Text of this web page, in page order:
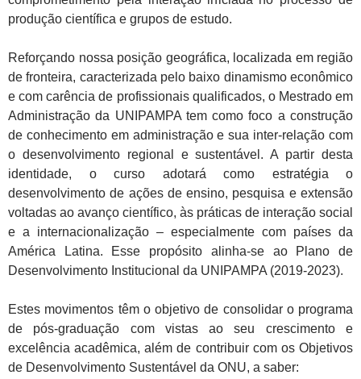
produção científica e grupos de estudo.
Reforçando nossa posição geográfica, localizada em região
de fronteira, caracterizada pelo baixo dinamismo econômico
e com carência de profissionais qualificados, o Mestrado em
Administração da UNIPAMPA tem como foco a construção
de conhecimento em administração e sua inter-relação com
o desenvolvimento regional e sustentável. A partir desta
identidade, o curso adotará como estratégia o
desenvolvimento de ações de ensino, pesquisa e extensão
voltadas ao avanço científico, às práticas de interação social
e a internacionalização – especialmente com países da
América Latina. Esse propósito alinha-se ao Plano de
Desenvolvimento Institucional da UNIPAMPA (2019-2023).
Estes movimentos têm o objetivo de consolidar o programa
de pós-graduação com vistas ao seu crescimento e
excelência acadêmica, além de contribuir com os Objetivos
de Desenvolvimento Sustentável da ONU, a saber: